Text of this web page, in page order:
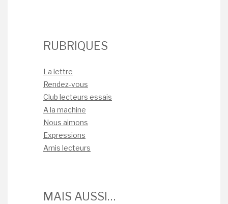
RUBRIQUES
La lettre
Rendez-vous
Club lecteurs essais
A la machine
Nous aimons
Expressions
Amis lecteurs
MAIS AUSSI…